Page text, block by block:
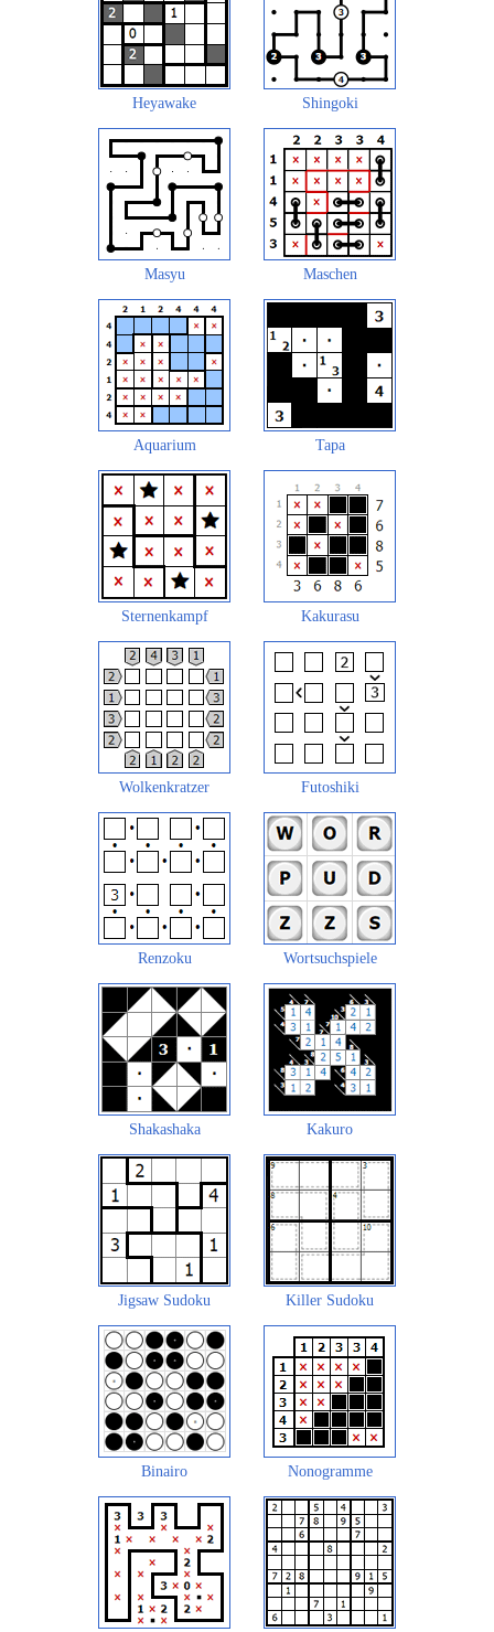
Heyawake Shingoki
Masyu Maschen
Aquarium Tapa
Sternenkampf Kakurasu
Wolkenkratzer Futoshiki
Renzoku Wortsuchspiele
Shakashaka Kakuro
Jigsaw Sudoku Killer Sudoku
Binairo Nonogramme